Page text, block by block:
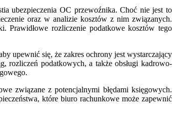
ubezpieczenia OC przewoźnika. Choć nie jest to
oraz w analizie kosztów z nim związanych.
Prawidłowe rozliczenie podatkowe kosztów tego
upewnić się, że zakres ochrony jest wystarczający
rozliczeń podatkowych, a także obsługi kadrowo-
związane z potencjalnymi błędami księgowych.
które biuro rachunkowe może zapewnić